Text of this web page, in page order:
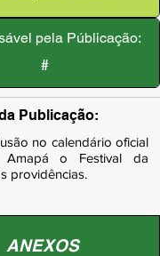
pela Públicação:
#
Publicação:
no calendário oficial
o Festival da
providências.
ANEXOS